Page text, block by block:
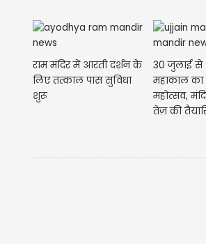
राम मंदिर में आरती दर्शन के
लिए तत्काल पास सुविधा
शुरू
30 जुलाई से
महाकाल का
महोत्सव,
तेज़ की